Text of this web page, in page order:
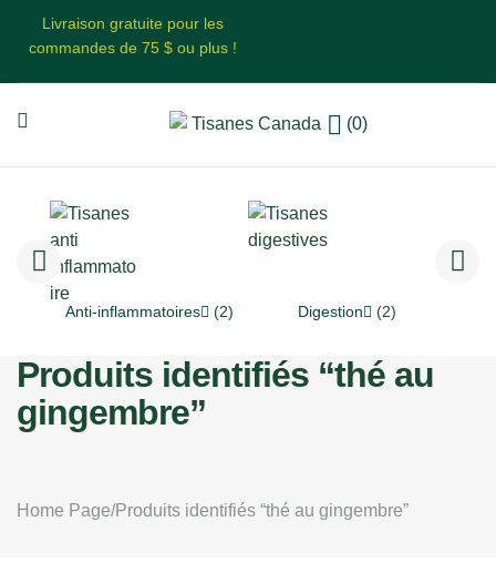
Livraison gratuite pour les
commandes de 75 $ ou plus !
(0)
Anti-inflammatoires (2) Digestion (2)
Produits identifiés “thé au
gingembre”
Home Page/Produits identifiés “thé au gingembre”